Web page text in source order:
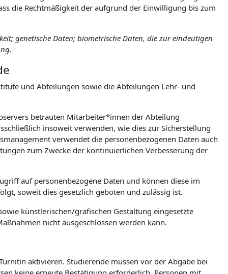
die Rechtmäßigkeit der aufgrund der Einwilligung bis zum
genetische Daten; biometrische Daten, die zur eindeutigen
und Abteilungen sowie die Abteilungen Lehr- und
betrauten Mitarbeiter*innen der Abteilung
insoweit verwenden, wie dies zur Sicherstellung
verwendet die personenbezogenen Daten auch
zum Zwecke der kontinuierlichen Verbesserung der
auf personenbezogene Daten und können diese im
soweit dies gesetzlich geboten und zulässig ist.
künstlerischen/grafischen Gestaltung eingesetzte
nicht ausgeschlossen werden kann.
aktivieren. Studierende müssen vor der Abgabe bei